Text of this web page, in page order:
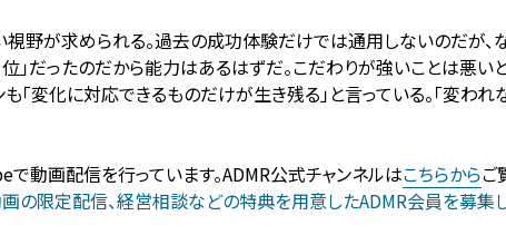
野が求められる。過去の成功体験だけでは通用しないのだが、
」だったのだから能力はあるはずだ。こだわりが強いことは悪い
変化に対応できるものだけが生き残る」と言っている。「変われ
動画配信を行っています。ADMR公式チャンネルはこちらからご
限定配信、経営相談などの特典を用意したADMR会員を募集し